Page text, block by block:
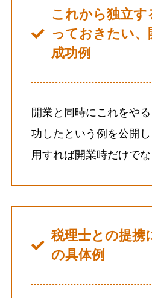
これから独立す
っておきたい、
成功例
開業と同時にこれをや
功したという例を公開
用すれば開業時だけでな
税理士との提携
の具体例